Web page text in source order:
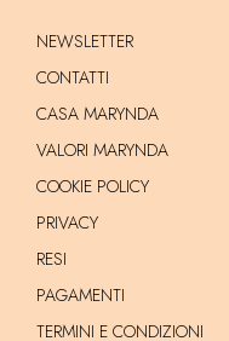
NEWSLETTER
CONTATTI
CASA MARYNDA
VALORI MARYNDA
COOKIE POLICY
PRIVACY
RESI
PAGAMENTI
TERMINI E CONDIZIONI